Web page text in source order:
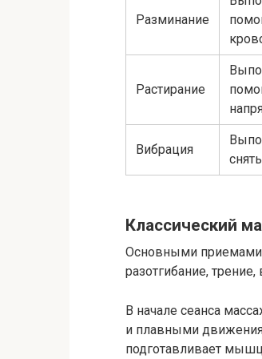
Разминание
Растирание
Вибрация
Классический
Основными приемами
разотгибание,
В начале сеанса
и плавными
подготавливает